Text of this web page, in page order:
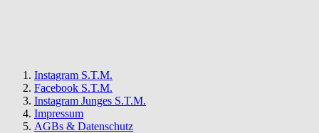
Instagram S.T.M.
Facebook S.T.M.
Instagram Junges S.T.M.
Impressum
AGBs & Datenschutz